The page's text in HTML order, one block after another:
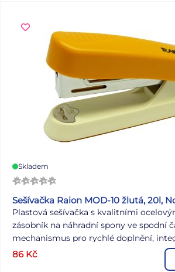
Skladem
Sešívačka Raion MOD-10 žlutá, 20l,
Plastová sešívačka s kvalitními
zásobník na náhradní spony ve spodní
mechanismus pro rychlé doplnění,
indikátor zásoby sponek.
86 Kč